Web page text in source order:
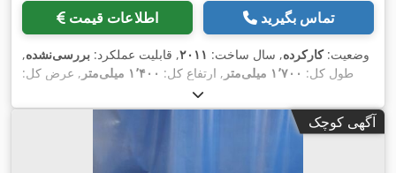
اطلاعات قیمت تماس بگیرید
وضعیت:کارکرده, سال ساخت: ۲۰۱۱, قابلیت عملکرد: بررسی‌نشده,
طول کل: ۱٬۷۰۰ میلی‌متر , ارتفاع کل: ۱٬۴۰۰ میلی‌متر
, عرض کل:
۶۸۰ میلی‌متر
آگهی کوچک